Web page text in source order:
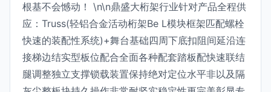
根基不会憾动！ \n\n鼎盛大桁架行业针对产品全程供
应：Truss(轻铝合金活动桁架Be L模块框架匹配螺栓
快速的装配性系统)+舞台基础四周下底扣阻间延沿连
接梯边结实型板位配合全面各种配套踏板配快速联结
腿调整独立支撑锁载装置保持绝对定位水平非以及隔